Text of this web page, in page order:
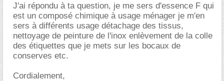
J'ai répondu à ta question, je me sers d'essence F qui
est un composé chimique à usage ménager je m'en
sers à différents usage détachage des tissus,
nettoyage de peinture de l'inox enlèvement de la colle
des étiquettes que je mets sur les bocaux de
conserves etc.
Cordialement,